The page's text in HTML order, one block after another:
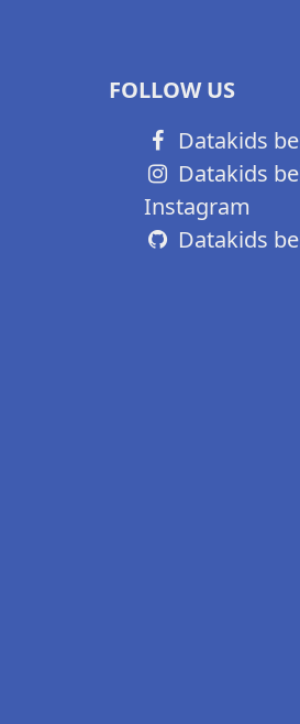
FOLLOW US
Datakids
Datakids
Instagram
Datakids